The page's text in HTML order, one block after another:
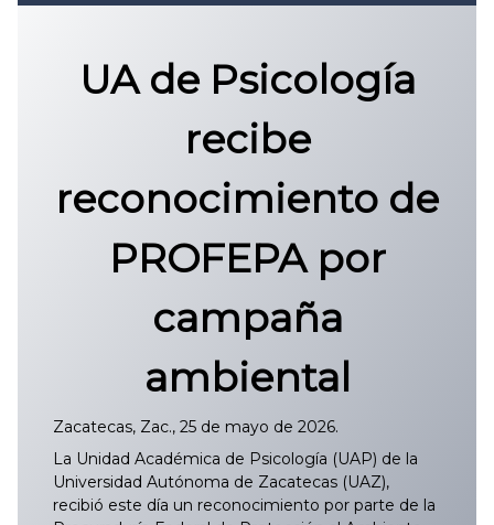
CONVOCATORIA DE INGRESO UAZ
UA de Psicología
recibe
reconocimiento de
PROFEPA por
campaña
ambiental
Zacatecas, Zac., 25 de mayo de 2026.
La Unidad Académica de Psicología (UAP) de la
Universidad Autónoma de Zacatecas (UAZ),
recibió este día un reconocimiento por parte de la